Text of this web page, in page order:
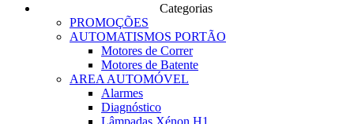
Categorias
PROMOÇÕES
AUTOMATISMOS PORTÃO
Motores de Correr
Motores de Batente
AREA AUTOMÓVEL
Alarmes
Diagnóstico
Lâmpadas Xénon H1